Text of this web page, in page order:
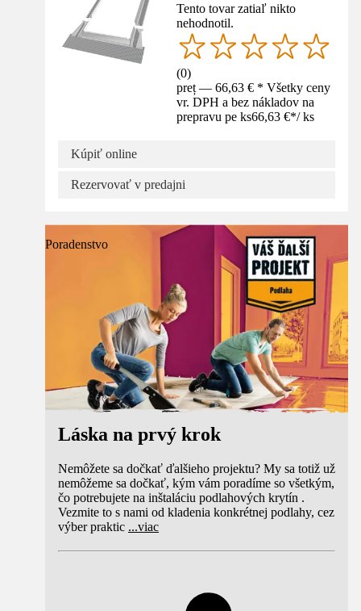
Tento tovar zatiaľ nikto
nehodnotil.
(0)
preț — 66,63 € * Všetky ceny
vr. DPH a bez nákladov na
prepravu pe ks66,63 €*/ ks
Kúpiť online
Rezervovať v predajni
Poradenstvo
Láska na prvý krok
Nemôžete sa dočkať ďalšieho projektu? My sa totiž už
nemôžeme sa dočkať, kým vám poradíme so všetkým,
čo potrebujete na inštaláciu podlahových krytín .
Vezmite to s nami od kladenia konkrétnej podlahy, cez
výber praktic ...viac